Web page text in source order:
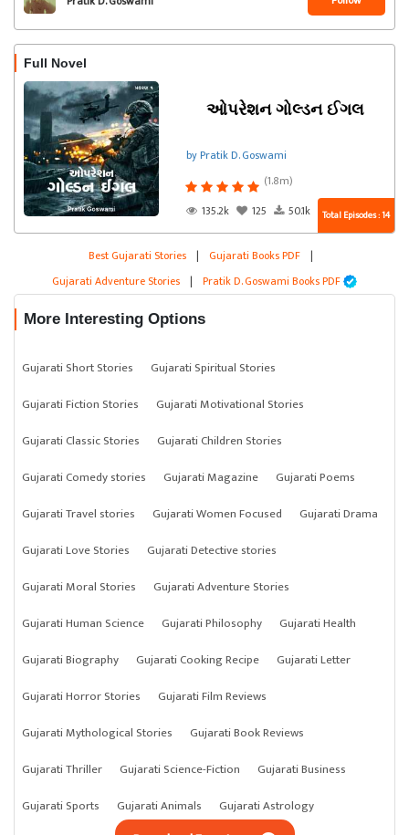
Full Novel
ઓપરેશન ગોલ્ડન ઈગલ
by Pratik D. Goswami
(1.8m)
135.2k
125 50.1k Total Episodes : 14
Best Gujarati Stories | Gujarati Books PDF |
Gujarati Adventure Stories | Pratik D. Goswami Books PDF
More Interesting Options
Gujarati Short Stories
Gujarati Spiritual Stories
Gujarati Fiction Stories
Gujarati Motivational Stories
Gujarati Classic Stories
Gujarati Children Stories
Gujarati Comedy stories
Gujarati Magazine
Gujarati Poems
Gujarati Travel stories
Gujarati Women Focused
Gujarati Drama
Gujarati Love Stories
Gujarati Detective stories
Gujarati Moral Stories
Gujarati Adventure Stories
Gujarati Human Science
Gujarati Philosophy
Gujarati Health
Gujarati Biography
Gujarati Cooking Recipe
Gujarati Letter
Gujarati Horror Stories
Gujarati Film Reviews
Gujarati Mythological Stories
Gujarati Book Reviews
Gujarati Thriller
Gujarati Science-Fiction
Gujarati Business
Gujarati Sports
Gujarati Animals
Gujarati Astrology